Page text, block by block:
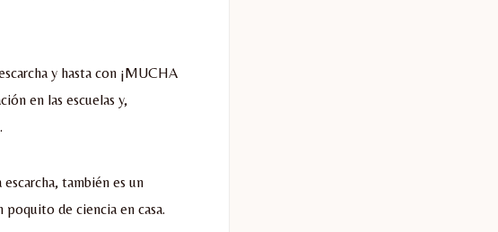
y hasta con ¡MUCHA
en las escuelas y,
también es un
de ciencia en casa.